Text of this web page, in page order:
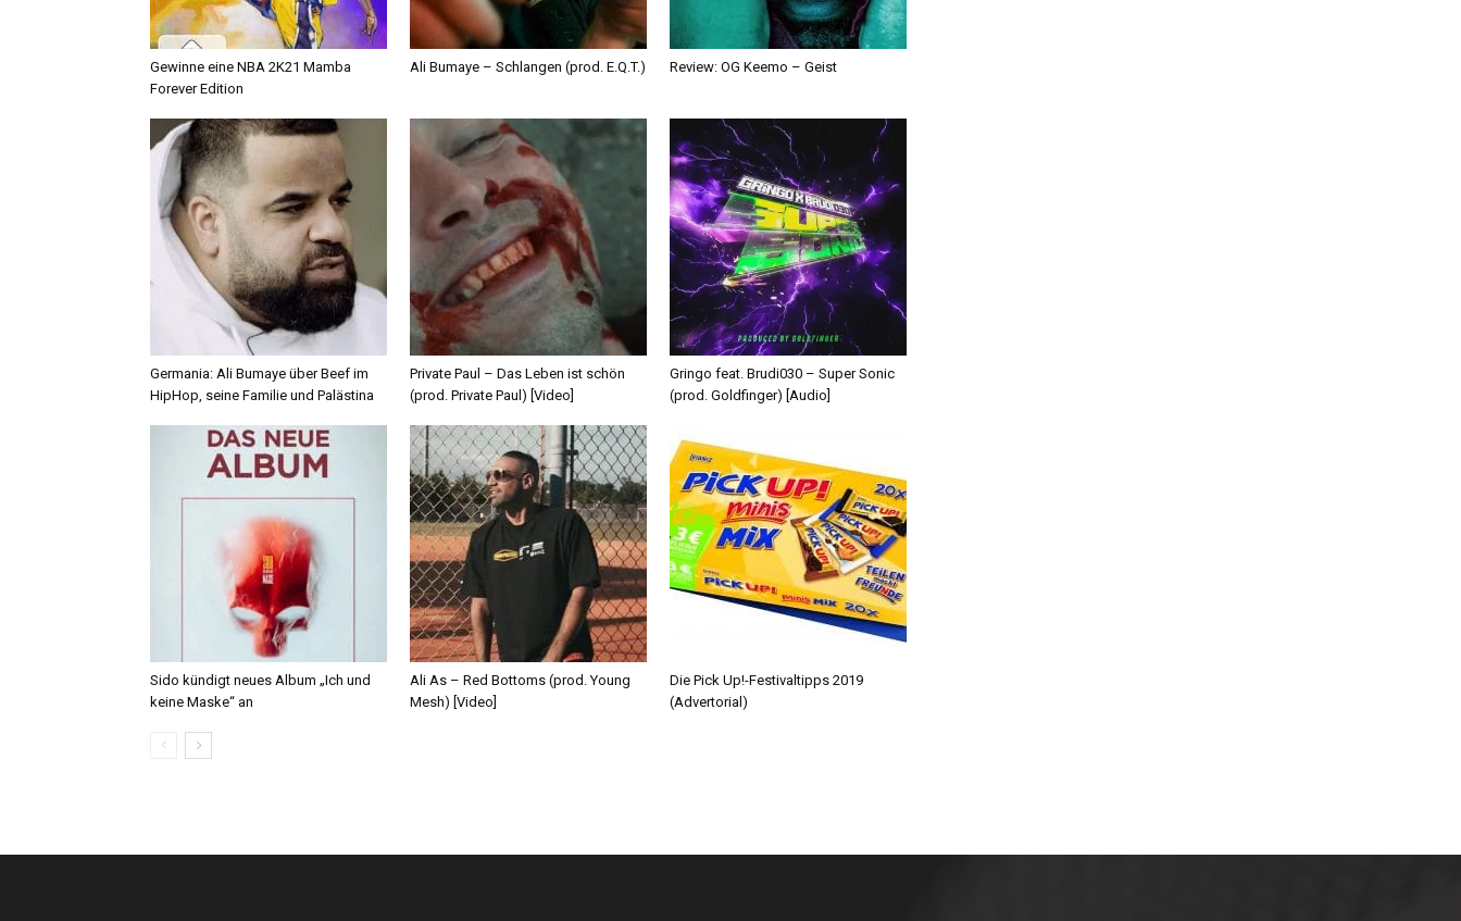
Gewinne eine NBA 2K21 Mamba
Forever Edition
Ali Bumaye – Schlangen (prod. E.Q.T.) Review: OG Keemo – Geist
Germania: Ali Bumaye über Beef im
HipHop, seine Familie und Palästina
Private Paul – Das Leben ist schön
(prod. Private Paul) [Video]
Gringo feat. Brudi030 – Super Sonic
(prod. Goldfinger) [Audio]
Sido kündigt neues Album „Ich und
keine Maske“ an
Ali As – Red Bottoms (prod. Young
Mesh) [Video]
Die Pick Up!-Festivaltipps 2019
(Advertorial)